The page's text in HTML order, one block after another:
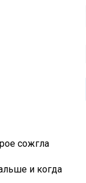
сожгла
и когда